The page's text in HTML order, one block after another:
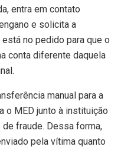
entra em contato
e solicita a
no pedido para que o
conta diferente daquela
manual para a
o MED junto à instituição
fraude. Dessa forma,
pela vítima quanto